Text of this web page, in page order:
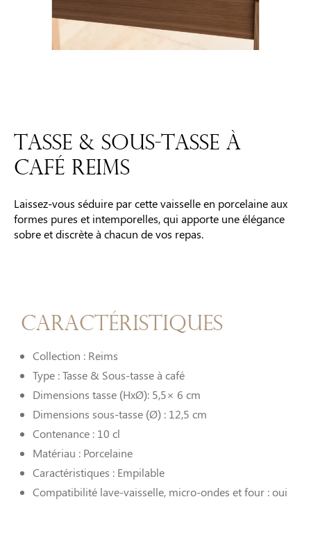
TASSE & SOUS-TASSE À
CAFÉ REIMS
Laissez-vous séduire par cette vaisselle en porcelaine aux
formes pures et intemporelles, qui apporte une élégance
sobre et discrète à chacun de vos repas.
Caractéristiques
Collection : Reims
Type : Tasse & Sous-tasse à café
Dimensions tasse (HxØ): 5,5× 6 cm
Dimensions sous-tasse (Ø) : 12,5 cm
Contenance : 10 cl
Matériau : Porcelaine
Caractéristiques : Empilable
Compatibilité lave-vaisselle, micro-ondes et four : oui